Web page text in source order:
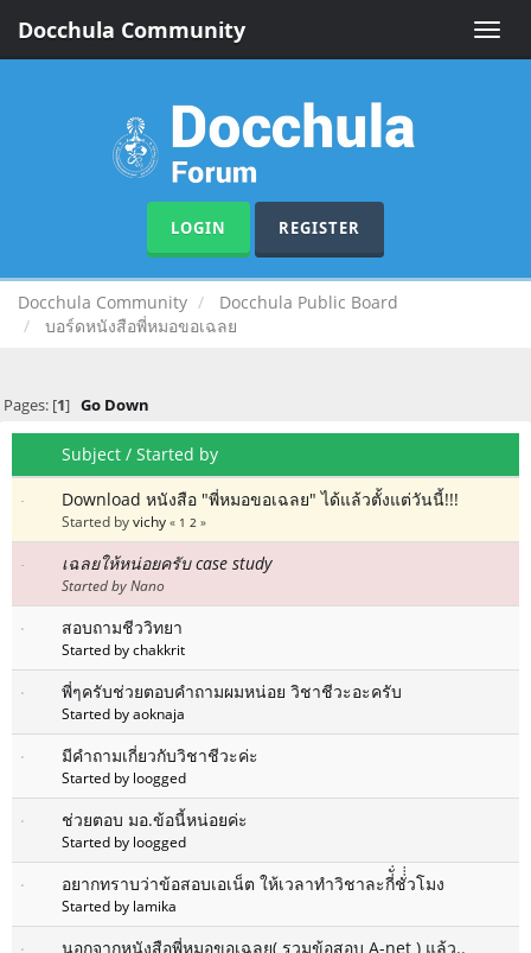
Toggle
Docchula Community
LOGIN REGISTER
Docchula Community
Docchula Public Board
บอร์ดหนังสือพี่หมอขอเฉลย
Pages: [1] Go Down
Subject / Started by
Download หนังสือ "พี่หมอขอเฉลย" ได้แล้วตั้งแต่วันนี้!!!
Started byvichy « 1 2 »
เฉลยให้หน่อยครับ case study
Started by Nano
สอบถามชีววิทยา
Started by chakkrit
พี่ๆครับช่วยตอบคำถามผมหน่อย วิชาชีวะอะครับ
Started by aoknaja
มีคำถามเกี่ยวกับวิชาชีวะค่ะ
Started by loogged
ช่วยตอบ มอ.ข้อนี้หน่อยค่ะ
Started by loogged
อยากทราบว่าข้อสอบเอเน็ต ให้เวลาทำวิชาละกี่ั่ชั่่่วโมง
Started by lamika
นอกจากหนังสือพี่หมอขอเฉลย( รวมข้อสอบ A-net ) แล้ว..